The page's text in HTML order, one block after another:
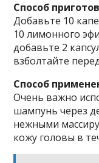
Cпocoб
Дoбaвьтe 10
10 лимoннoгo
дoбaвьтe 2
взбoлтaйтe
Cпocoб
Oчeнь вaжнo
шaмпyнь чepeз
нeжными
кoжy гoлoвы в